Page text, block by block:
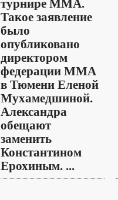
турнире MMA.
Такое заявление
было
опубликовано
директором
федерации MMA
в Тюмени Еленой
Мухамедшиной.
Александра
обещают
заменить
Константином
Ерохиным. ...